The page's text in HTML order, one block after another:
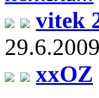
vitek
xxOZ